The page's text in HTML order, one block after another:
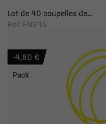
Lot de 40 coupelles de...
Ref: EN345
-4,80 €
Pack